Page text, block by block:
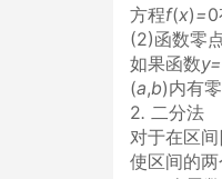
方程f(x)=
(2)函数零
如果函数
(a,b)内有
2. 二分法
对于在区
使区间的